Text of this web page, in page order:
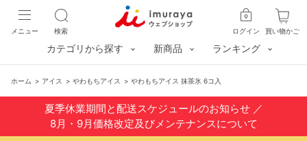
買い物かご
ログイン
検索
メニュー
カテゴリから探す 新商品 ランキング
ホーム > アイス > やわもちアイス > やわもちアイス 抹茶氷 6コ入
夏季休業期間と配送スケジュールのお知らせ／
8月・9月価格改定及びメンテナンスについて